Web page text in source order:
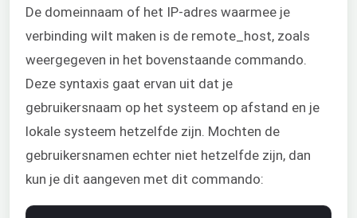
De domeinnaam of het IP-adres waarmee je
verbinding wilt maken is de remote_host, zoals
weergegeven in het bovenstaande commando.
Deze syntaxis gaat ervan uit dat je
gebruikersnaam op het systeem op afstand en je
lokale systeem hetzelfde zijn. Mochten de
gebruikersnamen echter niet hetzelfde zijn, dan
kun je dit aangeven met dit commando: